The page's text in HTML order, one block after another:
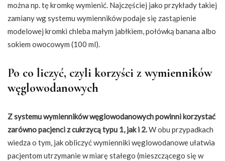
można np. tę kromkę wymienić. Najczęściej jako przykłady takiej
zamiany wg systemu wymienników podaje się zastąpienie
modelowej kromki chleba małym jabłkiem, połówką banana albo
sokiem owocowym (100 ml).
Po co liczyć, czyli korzyści z wymienników
węglowodanowych
Z systemu wymienników węglowodanowych powinni korzystać
zarówno pacjenci z cukrzycą typu 1, jak i 2.W obu przypadkach
wiedza o tym, jak obliczyć wymienniki węglowodanowe ułatwia
pacjentom utrzymanie w miarę stałego (mieszczącego się w